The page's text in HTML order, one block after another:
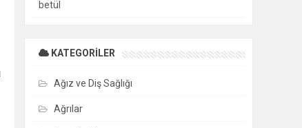
betül
KATEGORILER
Ağız ve Diş Sağlığı
Ağrılar